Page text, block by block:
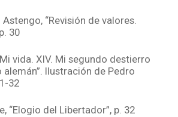
“Revisión de valores.
30
vida. XIV. Mi segundo destierro
Ilustración de Pedro
32
“Elogio del Libertador”, p. 32